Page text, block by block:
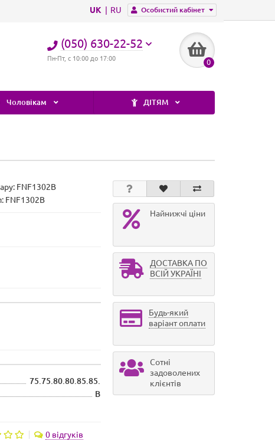
Особистий кабінет
UK RU
(050) 630-22-52
Пн-Пт, с 10:00 до 17:00 0
Чоловікам ДІТЯМ
FNF1302B
FNF1302B
75.75.80.80.85.85.
B
0 відгуків
Найнижчі ціни
ДОСТАВКА ПО
ВСІЙ УКРАЇНІ
Будь-який
варіант оплати
Сотні
задоволених
клієнтів